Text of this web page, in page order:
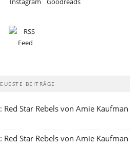
BEITRÄGE
Star Rebels von Amie Kaufman
Star Rebels von Amie Kaufman